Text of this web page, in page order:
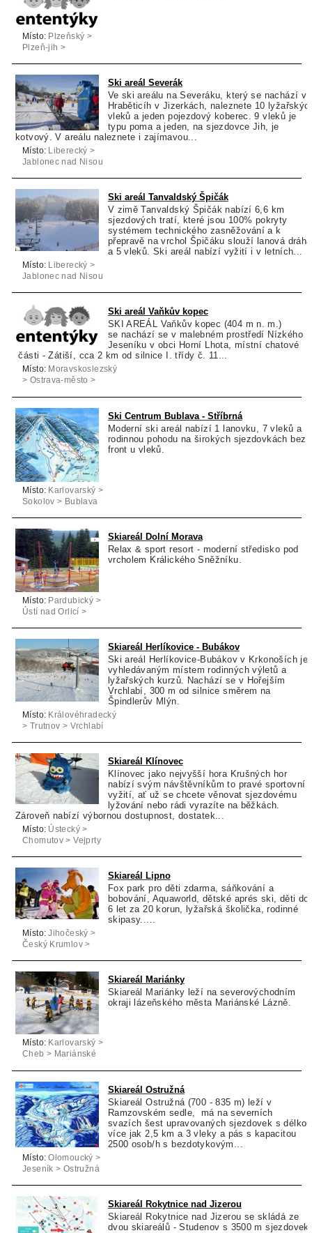
Místo: Plzeňský >
Plzeň-jih >
Ski areál Severák
Ve ski areálu na Severáku, který se nachází v
Hraběticíh v Jizerkách, naleznete 10
vleků a jeden pojezdový koberec. 9 vleků je
typu poma a jeden, na sjezdovce Jih, je
kotvový. V areálu naleznete i zajímavou...
Místo:
Liberecký >
Jablonec nad Nisou
Ski areál Tanvaldský Špičák
V zimě Tanvaldský Špičák nabízí 6,6 km
sjezdových tratí, které jsou 100% pokryty
systémem technického zasněžování a k
přepravě na vrchol Špičáku slouží lanová dráha
a 5 vleků. Ski areál nabízí vyžití i v letních...
Místo:
Liberecký >
Jablonec nad Nisou
Ski areál Vaňkův kopec
SKI AREÁL Vaňkův kopec (404 m n. m.)
se nachází se v malebném prostředí Nízkého
Jeseníku v obci Horní Lhota, místní chatové
části - Zátiší, cca 2 km od silnice I. třídy č. 11...
Místo: Moravskoslezský
> Ostrava-město >
Ski Centrum Bublava - Stříbrná
Moderní ski areál nabízí 1 lanovku, 7 vleků a
rodinnou pohodu na širokých sjezdovkách bez
front u vleků.
Místo: Karlovarský >
Sokolov > Bublava
Skiareál Dolní Morava
Relax & sport resort - moderní středisko pod
vrcholem Králického Sněžníku.
Místo: Pardubický >
Ústí nad Orlicí >
Skiareál Herlíkovice - Bubákov
Ski areál Herlíkovice-Bubákov v Krkonoších je
vyhledávaným místem rodinných výletů a
lyžařských kurzů. Nachází se v Hořejším
Vrchlabí, 300 m od silnice směrem na
Špindlerův Mlýn.
Místo: Královéhradecký
> Trutnov > Vrchlabí
Skiareál Klínovec
Klínovec jako nejvyšší hora Krušných hor
nabízí svým návštěvníkům to pravé sportovní
vyžití, ať už se chcete věnovat sjezdovému
lyžování nebo rádi vyrazíte na běžkách.
Zároveň nabízí výbornou dostupnost, dostatek...
Místo: Ústecký >
Chomutov > Vejprty
Skiareál Lipno
Fox park pro děti zdarma, sáňkování a
bobování, Aquaworld, dětské aprés ski, děti do
6 let za 20 korun, lyžařská školička, rodinné
skipasy.....
Místo: Jihočeský >
Český Krumlov >
Skiareál Mariánky
Skiareál Mariánky leží na severovýchodním
okraji lázeňského města Mariánské Lázně.
Místo: Karlovarský >
Cheb > Mariánské
Skiareál Ostružná
Skiareál Ostružná (700 - 835 m) leží v
Ramzovském sedle, má na severních
svazích šest upravovaných sjezdovek s délkou
více jak 2,5 km a 3 vleky a pás s kapacitou
2500 osob/h s bezdotykovým...
Místo: Olomoucký >
Jeseník > Ostružná
Skiareál Rokytnice nad Jizerou
Skiareál Rokytnice nad Jizerou se skládá ze
dvou skiareálů - Studenov s 3500 m sjezdovek